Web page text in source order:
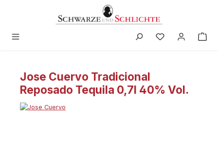
Jose Cuervo Tradicional
Reposado Tequila 0,7l 40% Vol.